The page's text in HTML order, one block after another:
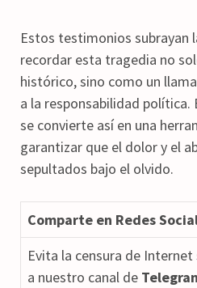
Estos testimonios subrayan
recordar esta tragedia no
histórico, sino como un
a la responsabilidad política.
se convierte así en una
garantizar que el dolor y el
sepultados bajo el olvido.
Comparte en Redes
Evita la censura de Internet
a nuestro canal de